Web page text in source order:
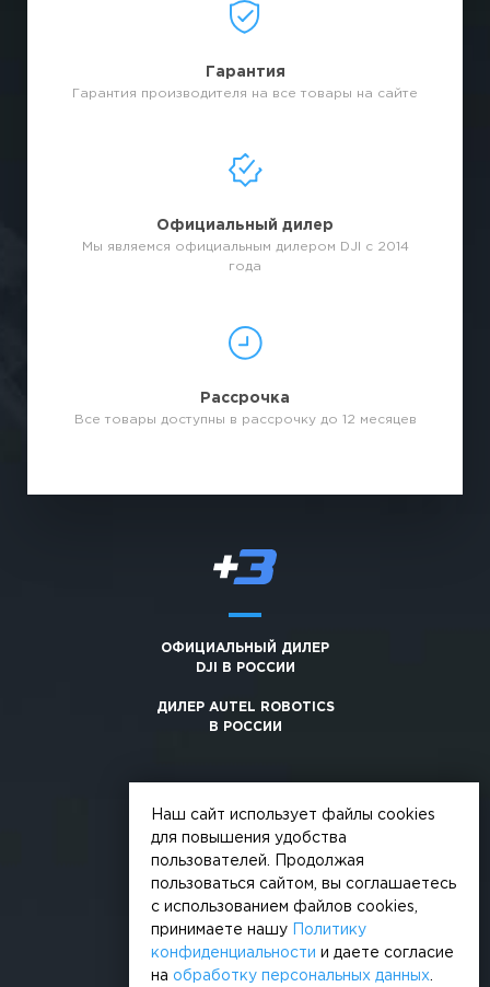
Гарантия
Гарантия производителя на все товары на сайте
Официальный дилер
Мы являемся официальным дилером DJI с 2014
года
Рассрочка
Все товары доступны в рассрочку до 12 месяцев
ОФИЦИАЛЬНЫЙ ДИЛЕР
DJI В РОССИИ
ДИЛЕР AUTEL ROBOTICS
В РОССИИ
© 2026, +3. Все права защищены
Обработка персональных данных
Наш сайт использует файлы cookies
для повышения удобства
пользователей. Продолжая
пользоваться сайтом, вы соглашаетесь
с использованием файлов cookies,
принимаете нашу
Политику
конфиденциальности
и даете согласие
на обработку персональных данных